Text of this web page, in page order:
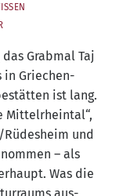
Grab­mal Taj
in Grie­chen­
ist lang.
Mit­tel­rhein­tal“,
und
– als
Was die